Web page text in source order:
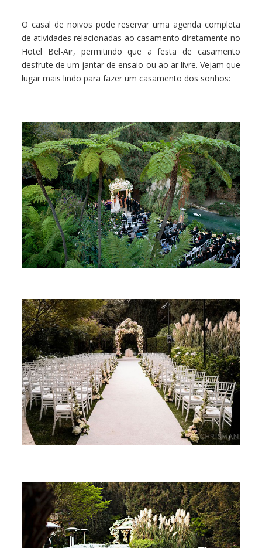
O casal de noivos pode reservar uma agenda completa
de atividades relacionadas ao casamento diretamente no
Hotel Bel-Air, permitindo que a festa de casamento
desfrute de um jantar de ensaio ou ao ar livre. Vejam que
lugar mais lindo para fazer um casamento dos sonhos: